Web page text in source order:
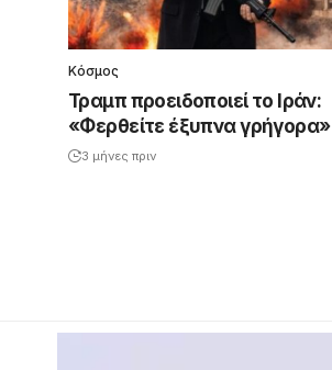
Κόσμος
Τραμπ προειδοποιεί το Ιράν:
«Φερθείτε έξυπνα γρήγορα»
3 μήνες πριν